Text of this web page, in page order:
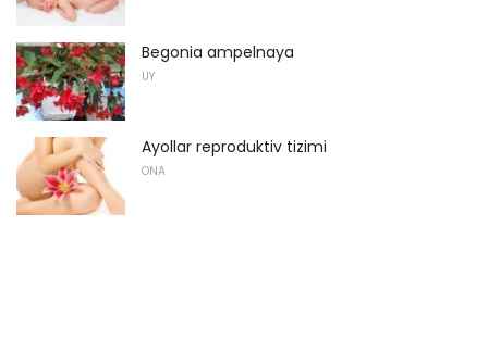
Begonia ampelnaya
UY
Ayollar reproduktiv tizimi
ONA